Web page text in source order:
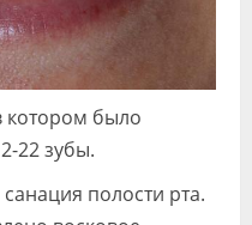
котором было
22 зубы.
полости рта.